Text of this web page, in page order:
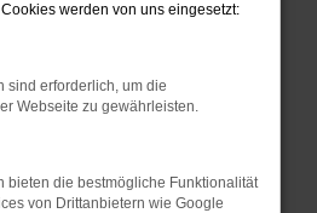
aufgetreten.
die dir helfen können:
Firewall und deine
zum Beispiel
werden von uns eingesetzt:
sind erforderlich, um die
Webseite zu gewährleisten.
bieten die bestmögliche Funktionalität
von Drittanbietern wie Google